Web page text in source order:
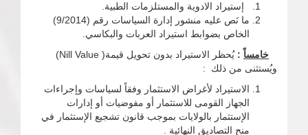
إستيراد الادوية والمستلزمات الطبية.
ما نَص عليه منشور إدارة السياسات رقم (9/2014)
الخاص بضوابط استيراد العربات والبكاسي.
خامساً :
يُحظر الاستيراد بدون تحويل قيمة( Nill Value)
ويُستثنى من ذلك :
الاستيراد لأغراض الاستثمار وفقاً لسياسات وإجراءات
الجهاز القومى للاستثمار أو مفوضيات أو إدارات
الإستثمار بالولايات بموجب قانون تشجيع الإستثمار في
منح التصاديق النهائية .